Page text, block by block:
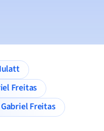
Hulatt
Freitas
Gabriel Freitas